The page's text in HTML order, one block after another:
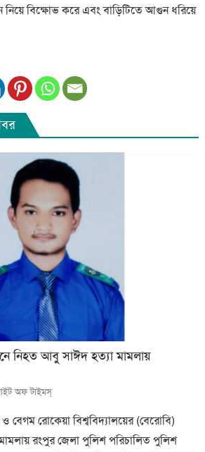
নিয়ে বিক্ষোভ করে এবং বাড়িটিতে আগুন ধরিয়ে
নিহত আবু সাঈদ হত্যা মামলায়
অফ টাইমস্
বেগম রোকেয়া বিশ্ববিদ্যালয়ের (বেরোবি)
রংপুর জেলা পুলিশ পরিচালিত পুলিশ